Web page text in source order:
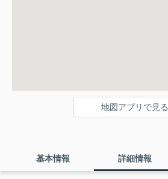
地図アプリで見る
基本情報 詳細情報